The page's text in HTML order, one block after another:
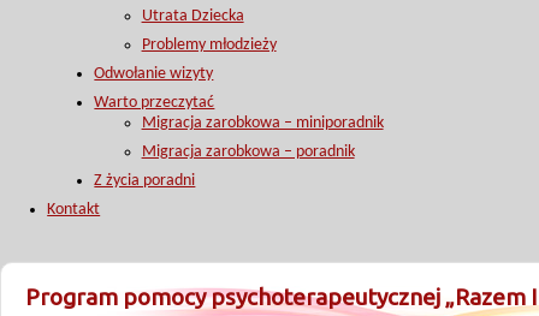
Utrata Dziecka
Problemy młodzieży
Odwołanie wizyty
Warto przeczytać
Migracja zarobkowa – miniporadnik
Migracja zarobkowa – poradnik
Z życia poradni
Kontakt
Program pomocy psychoterapeutycznej „Razem